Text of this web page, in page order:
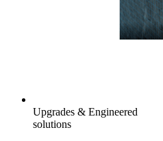
Upgrades & Engineered
solutions